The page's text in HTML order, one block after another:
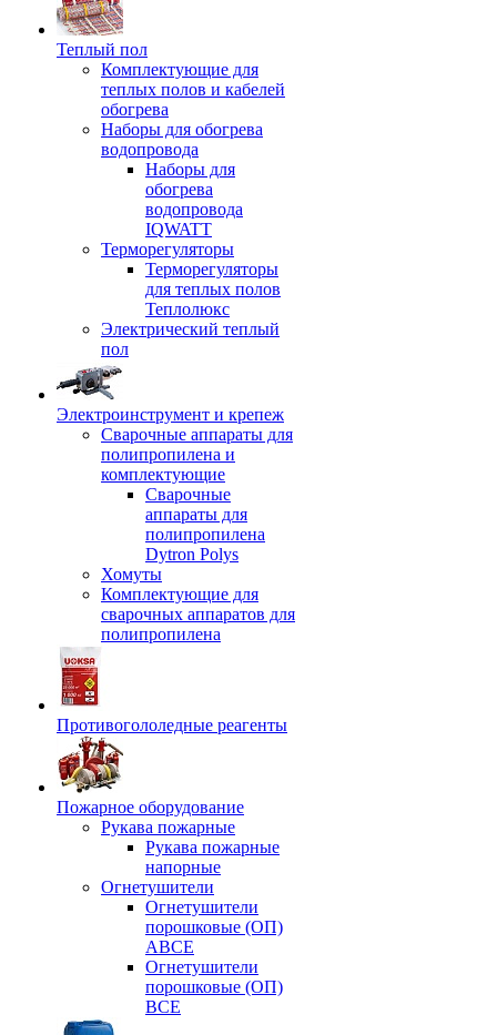
Теплый пол
Комплектующие для
теплых полов и кабелей
обогрева
Наборы для обогрева
водопровода
Наборы для
обогрева
водопровода
IQWATT
Терморегуляторы
Терморегуляторы
для теплых полов
Теплолюкс
Электрический теплый
пол
Электроинструмент и крепеж
Сварочные аппараты для
полипропилена и
комплектующие
Сварочные
аппараты для
полипропилена
Dytron Polys
Хомуты
Комплектующие для
сварочных аппаратов для
полипропилена
Противогололедные реагенты
Пожарное оборудование
Рукава пожарные
Рукава пожарные
напорные
Огнетушители
Огнетушители
порошковые (ОП)
АВСЕ
Огнетушители
порошковые (ОП)
ВСЕ